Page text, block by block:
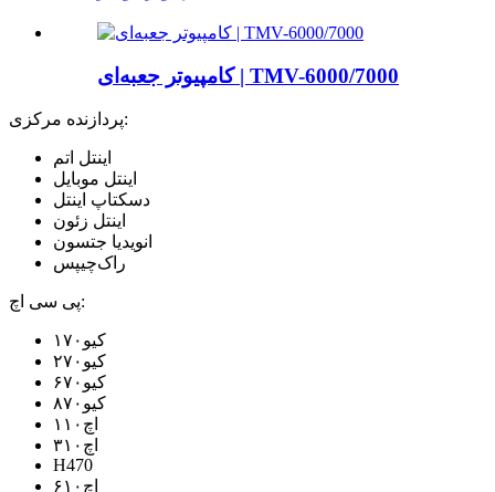
کامپیوتر جعبه‌ای | TMV-6000/7000
پردازنده مرکزی:
اینتل اتم
اینتل موبایل
دسکتاپ اینتل
اینتل زئون
انویدیا جتسون
راک‌چیپس
پی سی اچ:
کیو۱۷۰
کیو۲۷۰
کیو۶۷۰
کیو۸۷۰
اچ۱۱۰
اچ۳۱۰
H470
اچ۶۱۰